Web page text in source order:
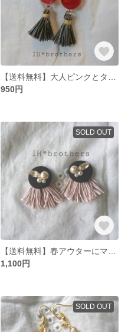
950円
SOLD OUT
1,100円
SOLD OUT